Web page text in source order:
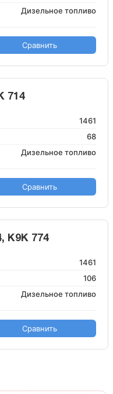
Дизельное топливо
Сравнить
714
1461
68
Дизельное топливо
Сравнить
K9K 774
1461
106
Дизельное топливо
Сравнить